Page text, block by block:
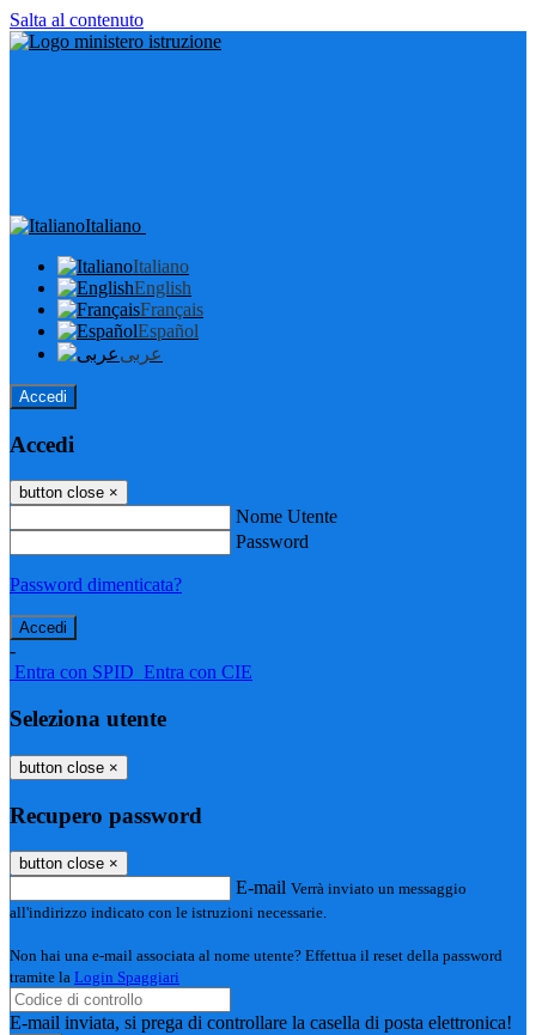
Salta al contenuto
Italiano
Italiano
English
Français
Español
عربى
Accedi
Accedi
button close ×
Nome Utente
Password
Password dimenticata?
-
Entra con SPID Entra con CIE
Seleziona utente
button close ×
Recupero password
button close ×
E-mail Verrà inviato un messaggio
all'indirizzo indicato con le istruzioni necessarie.
Non hai una e-mail associata al nome utente? Effettua il reset della password
tramite la Login Spaggiari
E-mail inviata, si prega di controllare la casella di posta elettronica!